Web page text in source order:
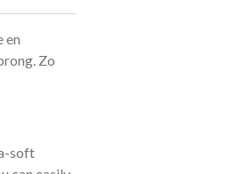
en
Zo
soft